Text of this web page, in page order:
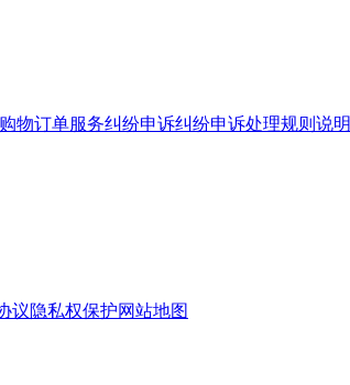
物订单服务纠纷申诉纠纷申诉处理规则说明
议隐私权保护网站地图